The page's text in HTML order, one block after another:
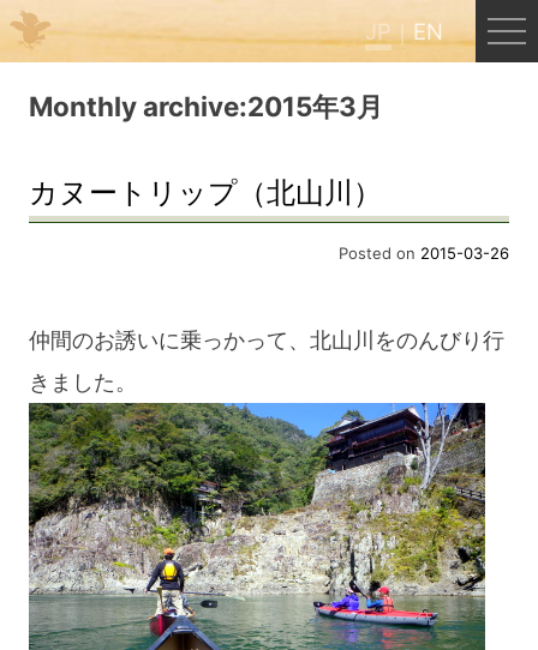
JP EN
Menu
B&B Cafe ほんぐう
くまのバックパッカーズ
くまのエクスペリエンス
blog
Monthly archive:2015年3月
カヌートリップ（北山川）
Posted on 2015-03-26
仲間のお誘いに乗っかって、北山川をのんびり行
きました。